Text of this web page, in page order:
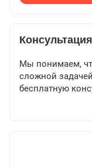
Консультация
Мы понимаем,
сложной
бесплатную